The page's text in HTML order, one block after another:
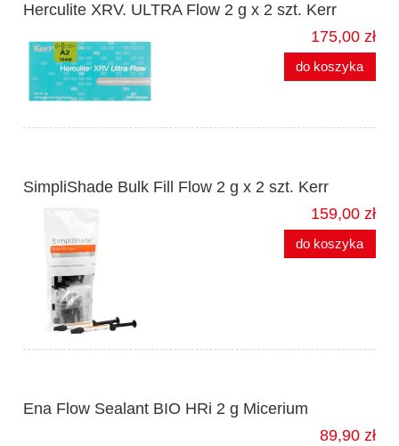
Herculite XRV. ULTRA Flow 2 g x 2 szt. Kerr
175,00 zł
do koszyka
SimpliShade Bulk Fill Flow 2 g x 2 szt. Kerr
159,00 zł
do koszyka
Ena Flow Sealant BIO HRi 2 g Micerium
89,90 zł